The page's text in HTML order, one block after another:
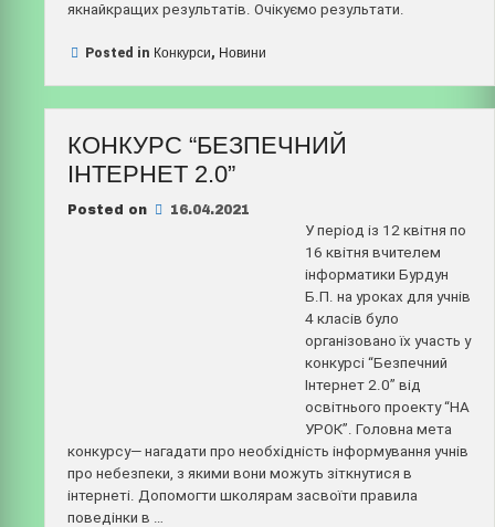
якнайкращих результатів. Очікуємо результати.
Posted in Конкурси, Новини
КОНКУРС “БЕЗПЕЧНИЙ
ІНТЕРНЕТ 2.0”
Posted on 16.04.2021
У період із 12 квітня по
16 квітня вчителем
інформатики Бурдун
Б.П. на уроках для учнів
4 класів було
організовано їх участь у
конкурсі “Безпечний
Інтернет 2.0” від
освітнього проекту “НА
УРОК”. Головна мета
конкурсу— нагадати про необхідність інформування учнів
про небезпеки, з якими вони можуть зіткнутися в
інтернеті. Допомогти школярам засвоїти правила
поведінки в …